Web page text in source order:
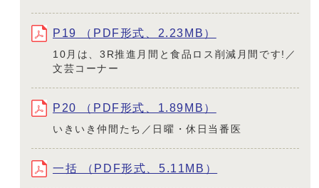
P19 （PDF形式、2.23MB）
10月は、3R推進月間と食品ロス削減月間です!／
文芸コーナー
P20 （PDF形式、1.89MB）
いきいき仲間たち／日曜・休日当番医
一括 （PDF形式、5.11MB）